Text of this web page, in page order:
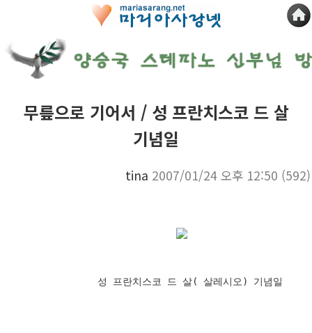
무릎으로 기어서 / 성 프란치스코 드 살
기념일
tina 2007/01/24 오후 12:50 (592)
성 프란치스코 드 살( 살레시오) 기념일